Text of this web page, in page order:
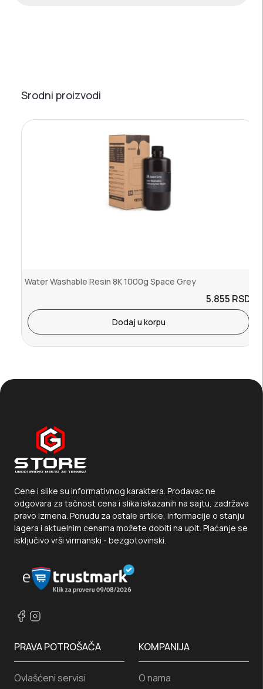
Srodni proizvodi
Water Washable Resin 8K 1000g Space Grey
5.855 RSD.
Dodaj u korpu
Cene i slike su informativnog karaktera. Prodavac ne
odgovara za tačnost cena i slika iskazanih na sajtu, zadržava
pravo izmena. Ponudu za ostale artikle, informacije o stanju
lagera i aktuelnim cenama možete dobiti na upit. Plaćanje se
isključivo vrši virmanski - bezgotovinski.
PRAVA POTROŠAČA
Ovlašćeni servisi
KOMPANIJA
O nama